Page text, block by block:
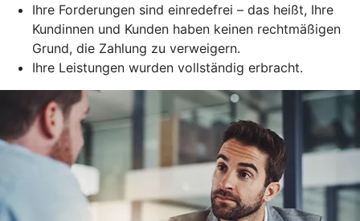
Ihre Forderungen sind einredefrei – das heißt, Ihre
Kundinnen und Kunden haben keinen rechtmäßigen
Grund, die Zahlung zu verweigern.
Ihre Leistungen wurden vollständig erbracht.